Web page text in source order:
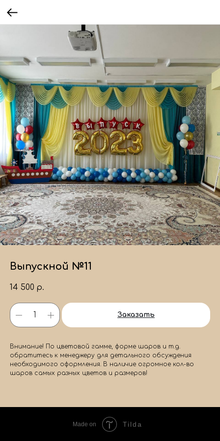
Выпускной №11
14 500 р.
Заказать
Внимание! По цветовой гамме, форме шаров и т.д.
обратитесь к менеджеру для детального обсуждения
необходимого оформления. В наличие огромное кол-во
шаров самых разных цветов и размеров!
Made on Tilda